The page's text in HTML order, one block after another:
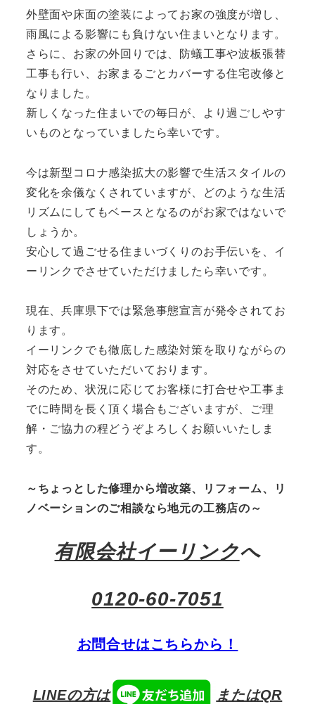
外壁面や床面の塗装によってお家の強度が増し、
雨風による影響にも負けない住まいとなります。
さらに、お家の外回りでは、防蟻工事や波板張替
工事も行い、お家まるごとカバーする住宅改修と
なりました。
新しくなった住まいでの毎日が、より過ごしやす
いものとなっていましたら幸いです。
今は新型コロナ感染拡大の影響で生活スタイルの
変化を余儀なくされていますが、どのような生活
リズムにしてもベースとなるのがお家ではないで
しょうか。
安心して過ごせる住まいづくりのお手伝いを、イ
ーリンクでさせていただけましたら幸いです。
現在、兵庫県下では緊急事態宣言が発令されてお
ります。
イーリンクでも徹底した感染対策を取りながらの
対応をさせていただいております。
そのため、状況に応じてお客様に打合せや工事ま
でに時間を長く頂く場合もございますが、ご理
解・ご協力の程どうぞよろしくお願いいたしま
す。
～ちょっとした修理から増改築、リフォーム、リ
ノベーションのご相談なら地元の工務店の～
有限会社イーリンクへ
0120-60-7051
お問合せはこちらから！
LINEの方は またはQR